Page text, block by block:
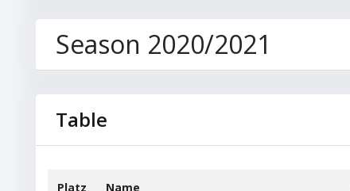
Season 2020/2021
Table
Platz Name